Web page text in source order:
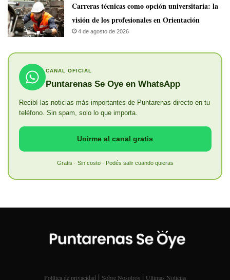
Carreras técnicas como opción universitaria: la
visión de los profesionales en Orientación
4 de agosto de 2026
CANAL OFICIAL
Puntarenas Se Oye en WhatsApp
Recibí las noticias más importantes de Puntarenas directo en tu
teléfono. Sin spam, solo lo que importa.
Unirme al canal gratis
Gratis · Sin costo · Podés salir cuando quieras
Política de privacidad | Sobre Nosotros | Últimas Noticias